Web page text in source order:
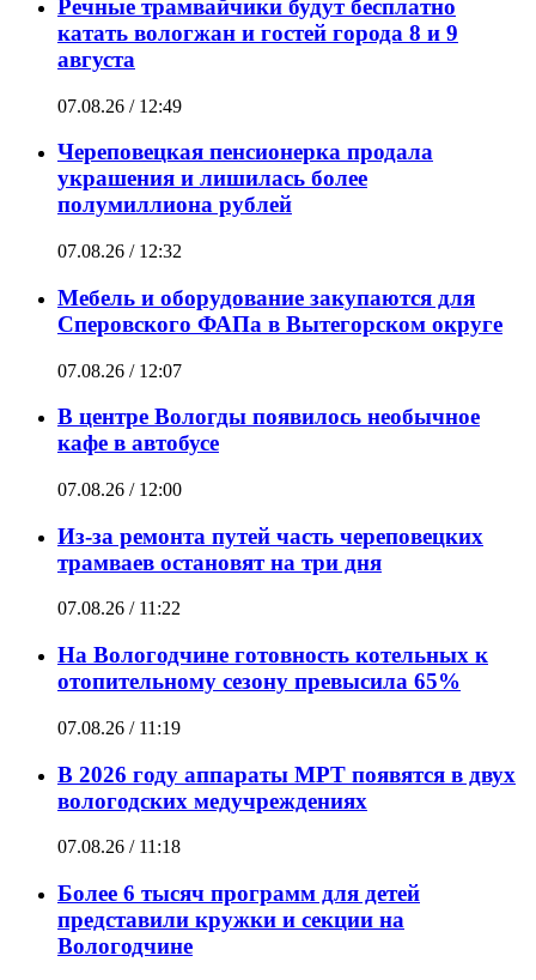
Речные трамвайчики будут бесплатно
катать вологжан и гостей города 8 и 9
августа
07.08.26 / 12:49
Череповецкая пенсионерка продала
украшения и лишилась более
полумиллиона рублей
07.08.26 / 12:32
Мебель и оборудование закупаются для
Сперовского ФАПа в Вытегорском округе
07.08.26 / 12:07
В центре Вологды появилось необычное
кафе в автобусе
07.08.26 / 12:00
Из-за ремонта путей часть череповецких
трамваев остановят на три дня
07.08.26 / 11:22
На Вологодчине готовность котельных к
отопительному сезону превысила 65%
07.08.26 / 11:19
В 2026 году аппараты МРТ появятся в двух
вологодских медучреждениях
07.08.26 / 11:18
Более 6 тысяч программ для детей
представили кружки и секции на
Вологодчине